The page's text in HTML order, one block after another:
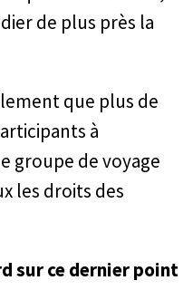
de plus près la
que plus de
à
groupe de voyage
les droits des
sur ce dernier point